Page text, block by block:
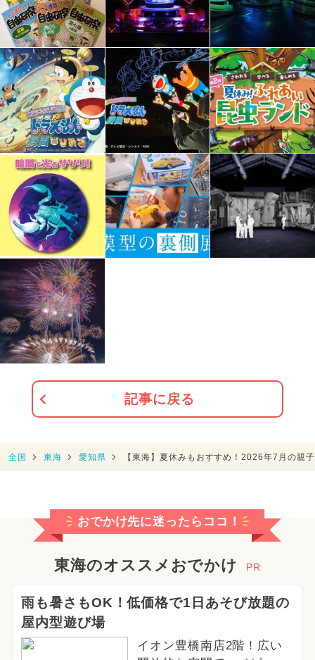
記事に戻る
全国 東海 愛知県 【東海】夏休みもおすすめ！2026年7月の親
おでかけ先に迷ったらココ！
東海のオススメおでかけ PR
雨も暑さもOK！低価格で1日あそび放題の
屋内型遊び場
イオン豊橋南店2階！広い